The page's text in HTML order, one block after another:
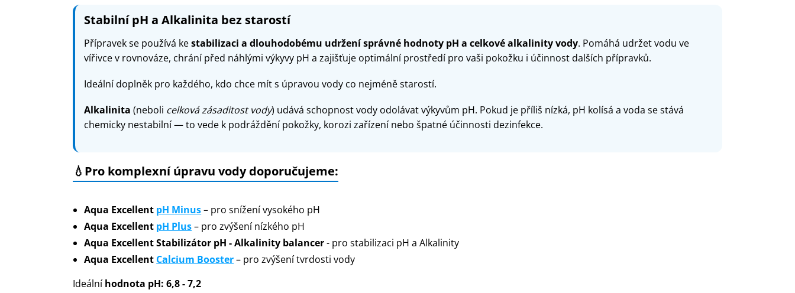
Stabilní pH a Alkalinita bez starostí
Přípravek se používá kestabilizaci a dlouhodobému udržení správné hodnoty pH a celkové alkalinity vody. Pomáhá udržet vodu ve
vířivce v rovnováze, chrání před náhlými výkyvy pH a zajišťuje optimální prostředí pro vaši pokožku i účinnost dalších přípravků.
Ideální doplněk pro každého, kdo chce mít s úpravou vody co nejméně starostí.
Alkalinita (neboli celková zásaditost vody) udává schopnost vody odolávat výkyvům pH. Pokud je příliš nízká, pH kolísá a voda se stává
chemicky nestabilní — to vede k podráždění pokožky, korozi zařízení nebo špatné účinnosti dezinfekce.
💧Pro komplexní úpravu vody doporučujeme:
Aqua Excellent pH Minus– pro snížení vysokého pH
Aqua Excellent pH Plus– pro zvýšení nízkého pH
Aqua Excellent Stabilizátor pH - Alkalinity balancer- pro stabilizaci pH a Alkalinity
Aqua Excellent Calcium Booster– pro zvýšení tvrdosti vody
Ideálníhodnota pH: 6,8 - 7,2